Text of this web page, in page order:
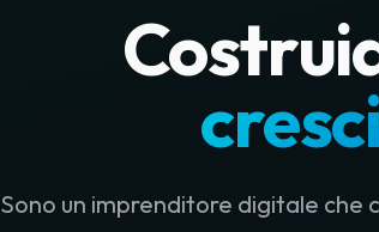
Sono un imprenditore digitale che